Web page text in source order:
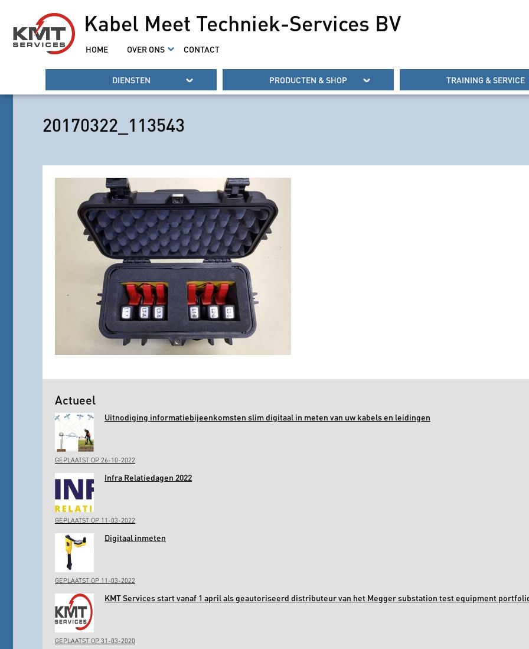
Kabel Meet Techniek-Services BV
HOME OVER ONS CONTACT
DIENSTEN PRODUCTEN & SHOP TRAINING & SERVICE
20170322_113543
Actueel
Uitnodiging informatiebijeenkomsten slim digitaal in meten van uw kabels en leidingen
GEPLAATST OP 26-10-2022
Infra Relatiedagen 2022
GEPLAATST OP 11-03-2022
Digitaal inmeten
GEPLAATST OP 11-03-2022
KMT Services start vanaf 1 april als geautoriseerd distributeur van het Megger substation test equipment
GEPLAATST OP 31-03-2020